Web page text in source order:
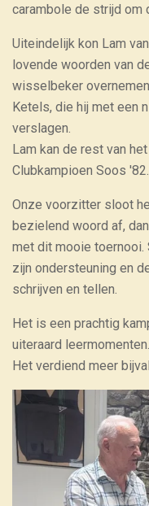
carambole de strijd om
Uiteindelijk kon Lam
lovende woorden van
wisselbeker
Ketels, die hij met een
verslagen.
Lam kan de rest van
Clubkampioen Soos '82.
Onze voorzitter sloot
bezielend woord af,
met dit mooie toernooi.
zijn ondersteuning en
schrijven en tellen.
Het is een prachtig
uiteraard leermomenten.
Het verdiend meer